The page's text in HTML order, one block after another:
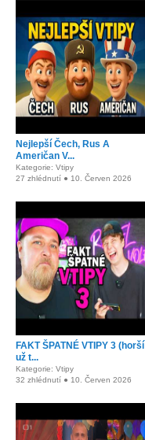
Nejlepší Čech, Rus A
Američan V...
Kategorie: Vtipy
27 zhlédnutí ● 10. Červen 2026
FAKT ŠPATNÉ VTIPY 3 (horší
už t...
Kategorie: Vtipy
32 zhlédnutí ● 10. Červen 2026